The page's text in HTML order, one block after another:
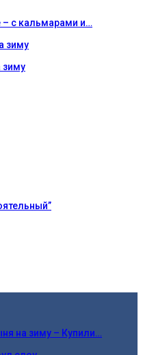
с кальмарами и…
зиму
зиму
на зиму – Купили…